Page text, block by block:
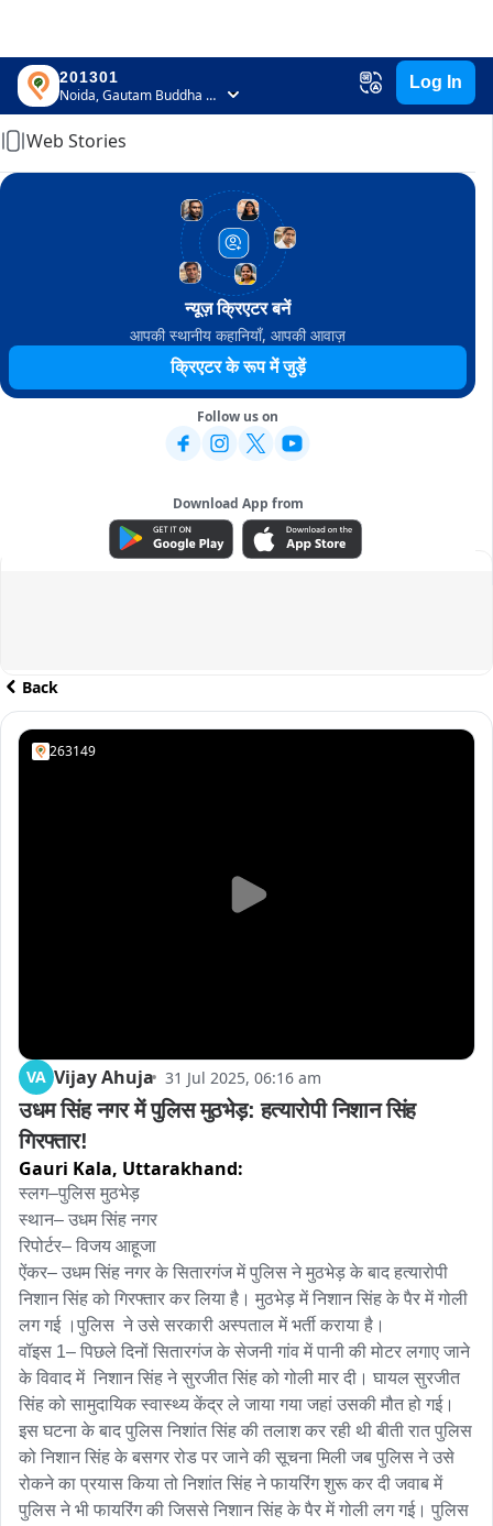
201301
Noida, Gautam Buddha Nagar, Uttar Pradesh
Log In
Home
Web Stories
न्यूज़ क्रिएटर बनें
आपकी स्थानीय कहानियाँ, आपकी आवाज़
क्रिएटर के रूप में जुड़ें
Follow us on
Download App from
ADVERTISEMENT
Back
263149
VA Vijay Ahuja 31 Jul 2025, 06:16 am
उधम सिंह नगर में पुलिस मुठभेड़: हत्यारोपी निशान सिंह
गिरफ्तार!
Gauri Kala, Uttarakhand:
स्लग–पुलिस मुठभेड़
स्थान– उधम सिंह नगर
रिपोर्टर– विजय आहूजा
ऐंकर– उधम सिंह नगर के सितारगंज में पुलिस ने मुठभेड़ के बाद हत्यारोपी
निशान सिंह को गिरफ्तार कर लिया है। मुठभेड़ में निशान सिंह के पैर में गोली
लग गई ।पुलिस  ने उसे सरकारी अस्पताल में भर्ती कराया है।
वॉइस 1– पिछले दिनों सितारगंज के सेजनी गांव में पानी की मोटर लगाए जाने
के विवाद में  निशान सिंह ने सुरजीत सिंह को गोली मार दी। घायल सुरजीत
सिंह को सामुदायिक स्वास्थ्य केंद्र ले जाया गया जहां उसकी मौत हो गई।
इस घटना के बाद पुलिस निशांत सिंह की तलाश कर रही थी बीती रात पुलिस
को निशान सिंह के बसगर रोड पर जाने की सूचना मिली जब पुलिस ने उसे
रोकने का प्रयास किया तो निशांत सिंह ने फायरिंग शुरू कर दी जवाब में
पुलिस ने भी फायरिंग की जिससे निशान सिंह के पैर में गोली लग गई। पुलिस